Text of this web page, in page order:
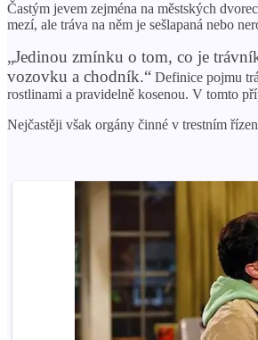
Častým jevem zejména na městských
mezí, ale tráva na něm je sešlapaná nebo
„Jedinou zmínku o tom, co je
vozovku a chodník.“ Definice pojmu
rostlinami a pravidelně kosenou. V tomto
Nejčastěji však orgány činné v trestním